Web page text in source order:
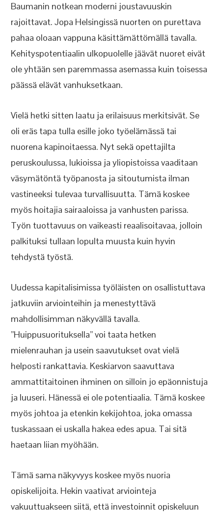
Baumanin notkean moderni joustavuuskin
rajoittavat. Jopa Helsingissä nuorten on purettava
pahaa oloaan vappuna käsittämättömällä tavalla.
Kehityspotentiaalin ulkopuolelle jäävät nuoret eivät
ole yhtään sen paremmassa asemassa kuin toisessa
päässä elävät vanhuksetkaan.
Vielä hetki sitten laatu ja erilaisuus merkitsivät. Se
oli eräs tapa tulla esille joko työelämässä tai
nuorena kapinoitaessa. Nyt sekä opettajilta
peruskoulussa, lukioissa ja yliopistoissa vaaditaan
väsymätöntä työpanosta ja sitoutumista ilman
vastineeksi tulevaa turvallisuutta. Tämä koskee
myös hoitajia sairaaloissa ja vanhusten parissa.
Työn tuottavuus on vaikeasti reaalisoitavaa, jolloin
palkituksi tullaan lopulta muusta kuin hyvin
tehdystä työstä.
Uudessa kapitalisimissa työläisten on osallistuttava
jatkuviin arviointeihin ja menestyttävä
mahdollisimman näkyvällä tavalla.
”Huippusuorituksella” voi taata hetken
mielenrauhan ja usein saavutukset ovat vielä
helposti rankattavia. Keskiarvon saavuttava
ammattitaitoinen ihminen on silloin jo epäonnistuja
ja luuseri. Hänessä ei ole potentiaalia. Tämä koskee
myös johtoa ja etenkin kekijohtoa, joka omassa
tuskassaan ei uskalla hakea edes apua. Tai sitä
haetaan liian myöhään.
Tämä sama näkyvyys koskee myös nuoria
opiskelijoita. Hekin vaativat arviointeja
vakuuttuakseen siitä, että investoinnit opiskeluun